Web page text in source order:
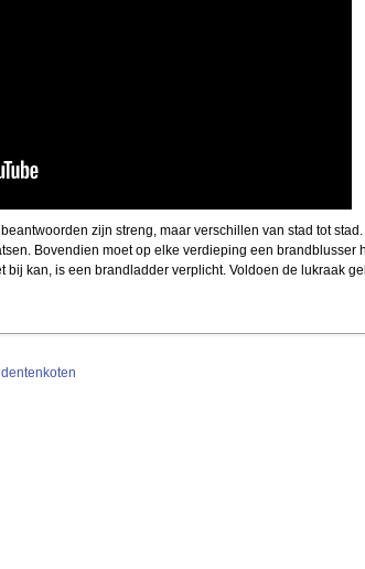
zijn streng, maar verschillen van stad tot
Bovendien moet op elke verdieping een brandblusser
bij kan, is een brandladder verplicht. Voldoen de lukraak